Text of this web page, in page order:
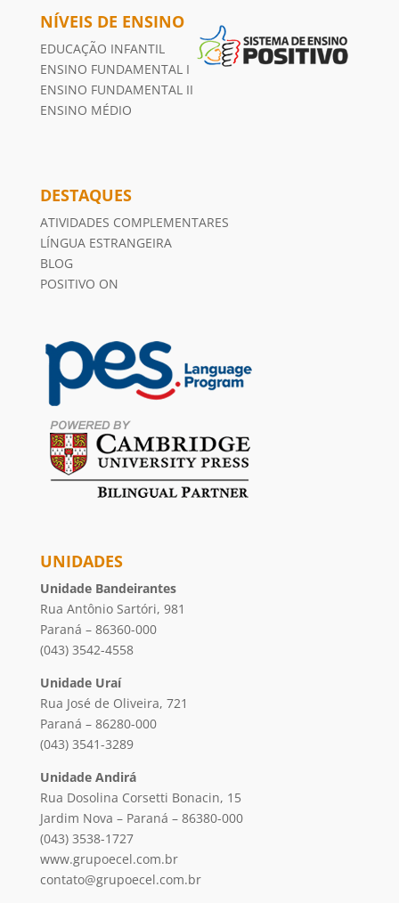
NÍVEIS DE ENSINO
EDUCAÇÃO INFANTIL
ENSINO FUNDAMENTAL I
ENSINO FUNDAMENTAL II
ENSINO MÉDIO
DESTAQUES
ATIVIDADES COMPLEMENTARES
LÍNGUA ESTRANGEIRA
BLOG
POSITIVO ON
UNIDADES
Unidade Bandeirantes
Rua Antônio Sartóri, 981
Paraná – 86360-000
(043) 3542-4558
Unidade Uraí
Rua José de Oliveira, 721
Paraná – 86280-000
(043) 3541-3289
Unidade Andirá
Rua Dosolina Corsetti Bonacin, 15
Jardim Nova – Paraná – 86380-000
(043) 3538-1727
www.grupoecel.com.br
contato@grupoecel.com.br